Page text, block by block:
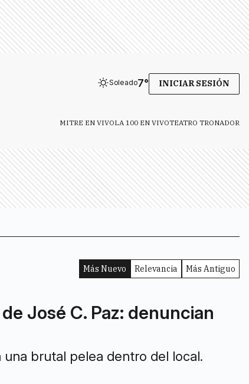
Soleado7° INICIAR SESIÓN
MITRE EN VIVOLA 100 EN VIVOTEATRO TRONADOR
Más Nuevo Relevancia Más Antiguo
José C. Paz: denuncian
brutal pelea dentro del local.